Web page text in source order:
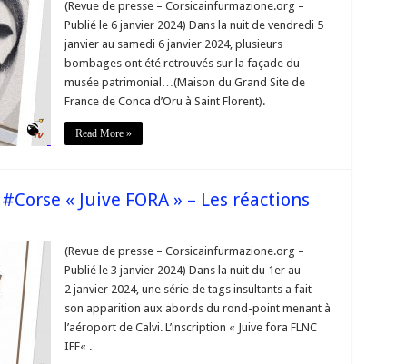
»
(Revue de presse – Corsicainfurmazione.org –
Publié le 6 janvier 2024) Dans la nuit de vendredi 5
janvier au samedi 6 janvier 2024, plusieurs
bombages ont été retrouvés sur la façade du
musée patrimonial…(Maison du Grand Site de
France de Conca d’Oru à Saint Florent).
Read More »
« Juive FORA » – Les réactions
(Revue de presse – Corsicainfurmazione.org –
Publié le 3 janvier 2024) Dans la nuit du 1er au
2 janvier 2024, une série de tags insultants a fait
son apparition aux abords du rond-point menant à
l’aéroport de Calvi. L’inscription « Juive fora FLNC
IFF« .